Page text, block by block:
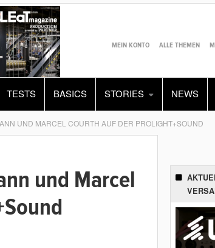
MEIN KONTO ALLE THEMEN
TESTS BASICS STORIES NEWS
UND MARCEL COURTH AUF DER PROLIGHT+SOUND
und Marcel